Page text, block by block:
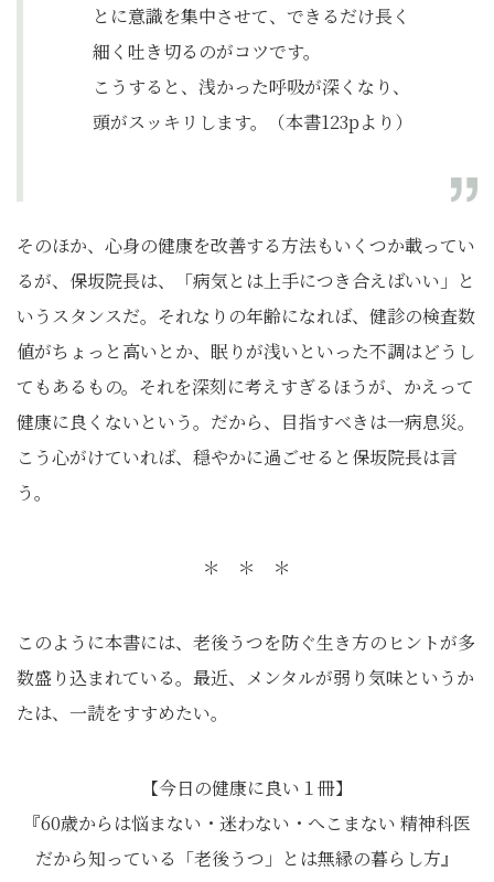
とに意識を集中させて、できるだけ長く
細く吐き切るのがコツです。
こうすると、浅かった呼吸が深くなり、
頭がスッキリします。（本書123pより）
そのほか、心身の健康を改善する方法もいくつか載ってい
るが、保坂院長は、「病気とは上手につき合えばいい」と
いうスタンスだ。それなりの年齢になれば、健診の検査数
値がちょっと高いとか、眠りが浅いといった不調はどうし
てもあるもの。それを深刻に考えすぎるほうが、かえって
健康に良くないという。だから、目指すべきは一病息災。
こう心がけていれば、穏やかに過ごせると保坂院長は言
う。
＊ ＊ ＊
このように本書には、老後うつを防ぐ生き方のヒントが多
数盛り込まれている。最近、メンタルが弱り気味というか
たは、一読をすすめたい。
【今日の健康に良い１冊】
『60歳からは悩まない・迷わない・へこまない 精神科医
だから知っている「老後うつ」とは無縁の暮らし方』